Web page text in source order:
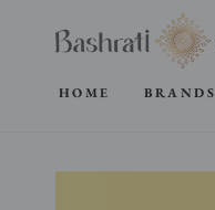
CONTENT
HOME BRANDS